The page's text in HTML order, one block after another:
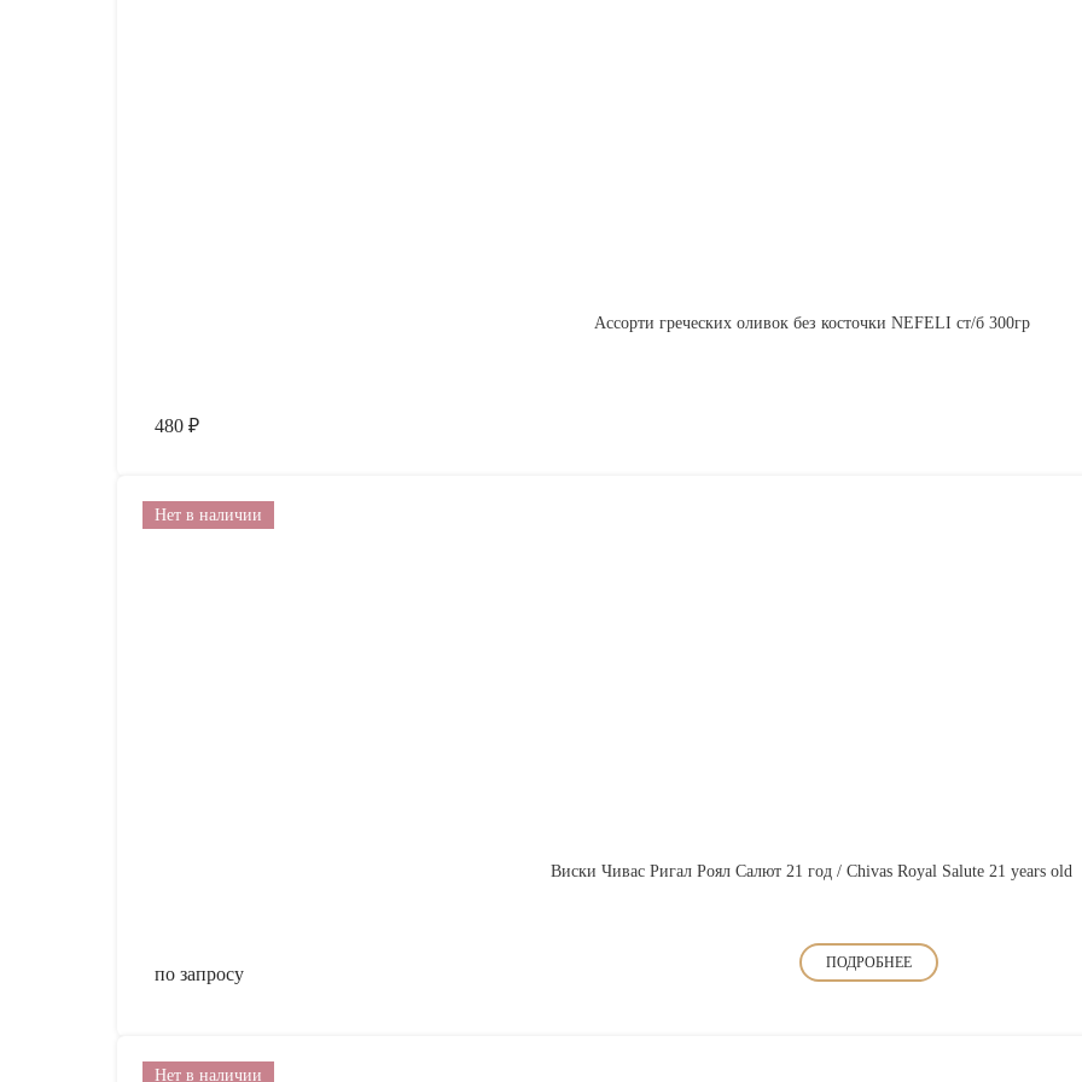
Ассорти греческих оливок без косточки NEFELI ст/б 300гр
480 ₽
Нет в наличии
Виски Чивас Ригал Роял Салют 21 год / Chivas Royal Salute 21 years old
по запросу
ПОДРОБНЕЕ
Нет в наличии